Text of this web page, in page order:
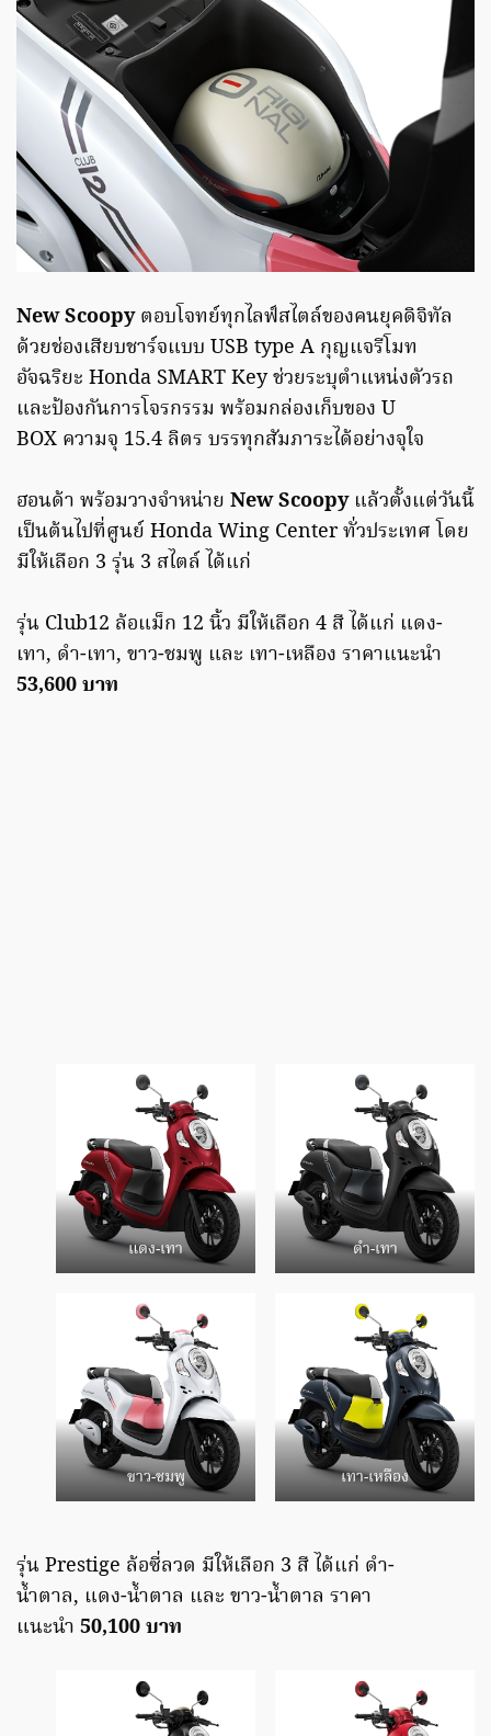
New Scoopyตอบโจทย์ทุกไลฟ์สไตล์ของคนยุคดิจิทัล
ด้วยช่องเสียบชาร์จแบบ USB type A กุญแจรีโมท
อัจฉริยะ Honda SMART Key ช่วยระบุตำแหน่งตัวรถ
และป้องกันการโจรกรรม พร้อมกล่องเก็บของ U
BOX ความจุ 15.4 ลิตร บรรทุกสัมภาระได้อย่างจุใจ
ฮอนด้า พร้อมวางจำหน่าย New Scoopyแล้วตั้งแต่วันนี้
เป็นต้นไปที่ศูนย์ Honda Wing Center ทั่วประเทศ โดย
มีให้เลือก 3 รุ่น 3 สไตล์ ได้แก่
รุ่น Club12 ล้อแม็ก 12 นิ้ว มีให้เลือก 4 สี ได้แก่ แดง-
เทา, ดำ-เทา, ขาว-ชมพู และ เทา-เหลือง ราคาแนะนำ
53,600 บาท
แดง-เทา ดำ-เทา
ขาว-ชมพู เทา-เหลือง
รุ่น Prestige ล้อซี่ลวด มีให้เลือก 3 สี ได้แก่ ดำ-
น้ำตาล, แดง-น้ำตาล และ ขาว-น้ำตาล ราคา
แนะนำ 50,100 บาท